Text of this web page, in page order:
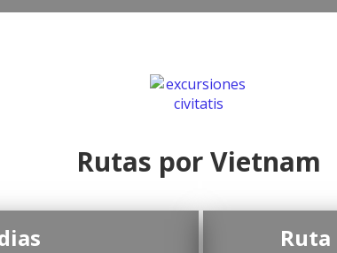
Rutas por Vietnam